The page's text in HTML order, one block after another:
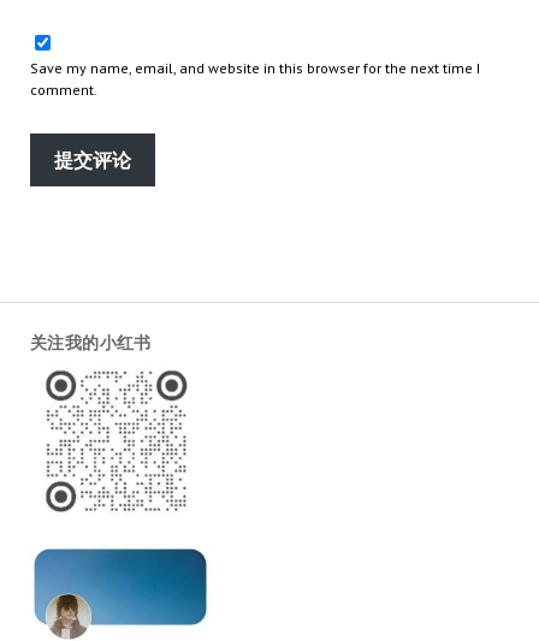
Save my name, email, and website in this browser for the next time I
comment.
关注我的小红书